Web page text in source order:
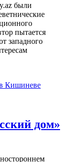
были
пытается
западного
дом»